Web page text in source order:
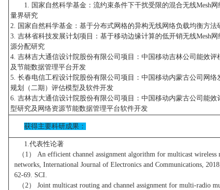
1. 国家自然科学基金：流约束条件下干扰受限的混合无线Mesh网
量界研究
2. 国家自然科学基金：基于分布式网格的异构无线网络负载均衡方法
3. 吉林省科技发展计划项目：基于移动边缘计算的低开销无线Mesh网
源分配研究
4. 吉林吉大通信设计院股份有限公司项目：中国移动吉林公司能效评
及节能数据管理平台开发
5. 长春电信工程设计院股份有限公司项目：中国移动内蒙古公司网络
规划（二期）评估模型及软件开发
6. 吉林吉大通信设计院股份有限公司项目：中国移动内蒙古公司能效
型研究及网络资源节能数据管理平台软件开发
获得主要科研成果：
1.代表性论著
（1） An efficient channel assignment algorithm for multicast wireless
networks, International Journal of Electronics and Communications,
62-69. SCI.
（2） Joint multicast routing and channel assignment for multi-radio